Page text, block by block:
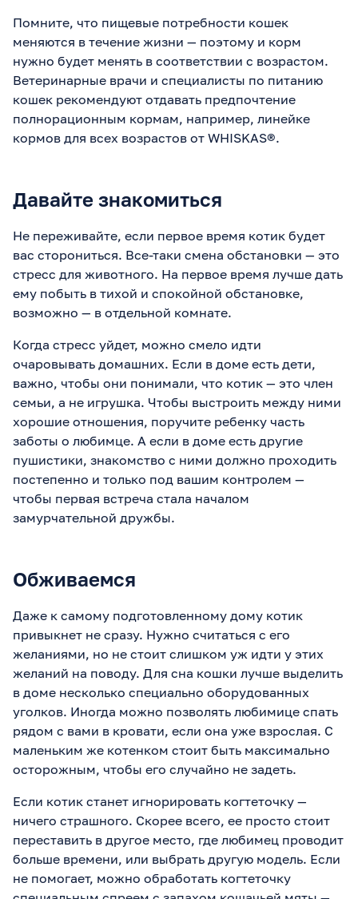
Помните, что пищевые потребности кошек
меняются в течение жизни — поэтому и корм
нужно будет менять в соответствии с возрастом.
Ветеринарные врачи и специалисты по питанию
кошек рекомендуют отдавать предпочтение
полнорационным кормам, например, линейке
кормов для всех возрастов от WHISKAS®.
Давайте знакомиться
Не переживайте, если первое время котик будет
вас сторониться. Все-таки смена обстановки — это
стресс для животного. На первое время лучше дать
ему побыть в тихой и спокойной обстановке,
возможно — в отдельной комнате.
Когда стресс уйдет, можно смело идти
очаровывать домашних. Если в доме есть дети,
важно, чтобы они понимали, что котик — это член
семьи, а не игрушка. Чтобы выстроить между ними
хорошие отношения, поручите ребенку часть
заботы о любимце. А если в доме есть другие
пушистики, знакомство с ними должно проходить
постепенно и только под вашим контролем —
чтобы первая встреча стала началом
замурчательной дружбы.
Обживаемся
Даже к самому подготовленному дому котик
привыкнет не сразу. Нужно считаться с его
желаниями, но не стоит слишком уж идти у этих
желаний на поводу. Для сна кошки лучше выделить
в доме несколько специально оборудованных
уголков. Иногда можно позволять любимице спать
рядом с вами в кровати, если она уже взрослая. С
маленьким же котенком стоит быть максимально
осторожным, чтобы его случайно не задеть.
Если котик станет игнорировать когтеточку —
ничего страшного. Скорее всего, ее просто стоит
переставить в другое место, где любимец проводит
больше времени, или выбрать другую модель. Если
не помогает, можно обработать когтеточку